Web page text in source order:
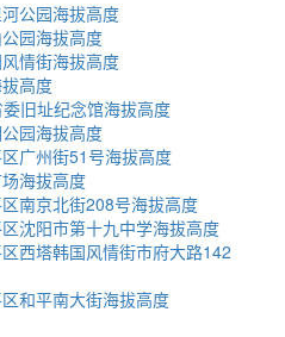
公园海拔高度
园海拔高度
情街海拔高度
高度
旧址纪念馆海拔高度
园海拔高度
广州街51号海拔高度
海拔高度
南京北街208号海拔高度
沈阳市第十九中学海拔高度
西塔韩国风情街市府大路142
和平南大街海拔高度